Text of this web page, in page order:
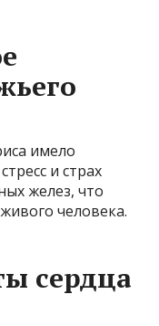
имело
и страх
желез, что
человека.
сердца